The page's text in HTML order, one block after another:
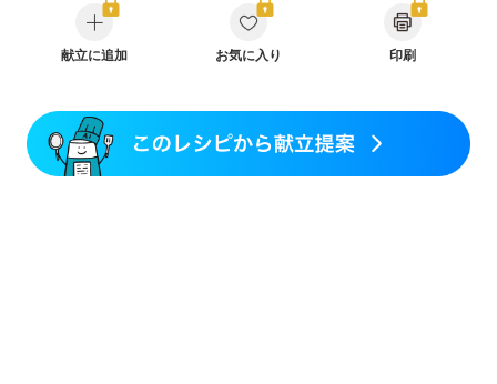
糖尿病性腎症（第３期）
CKD（ステージ１）
CKD（ステージ２）
CKD（ステージ３a）
乳がん（抗がん剤治療中）
乳がん（ホルモン療法中）
産後（ミルク）
乾癬
フレイル（年齢に合わせた体作り）
低栄養予防
貧血対策
献立に追加 お気に入り 印刷